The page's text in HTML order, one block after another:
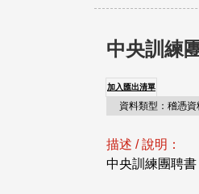
中央訓練
加入匯出清單
資料類型：稽憑資
描述 / 說明：
中央訓練團聘